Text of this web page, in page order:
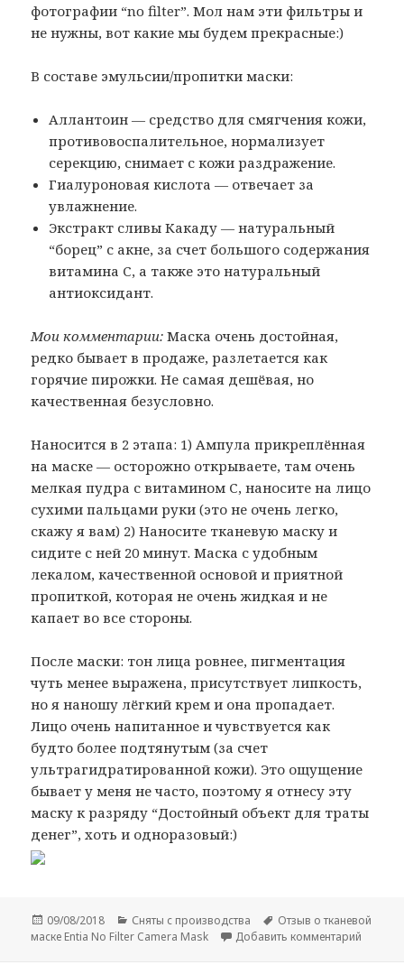
фотографии “no filter”. Мол нам эти фильтры и
не нужны, вот какие мы будем прекрасные:)
В составе эмульсии/пропитки маски:
Аллантоин — средство для смягчения кожи,
противовоспалительное, нормализует
серекцию, снимает с кожи раздражение.
Гиалуроновая кислота — отвечает за
увлажнение.
Экстракт сливы Какаду — натуральный
“борец” с акне, за счет большого содержания
витамина С, а также это натуральный
антиоксидант.
Мои комментарии: Маска очень достойная,
редко бывает в продаже, разлетается как
горячие пирожки. Не самая дешёвая, но
качественная безусловно.
Наносится в 2 этапа: 1) Ампула прикреплённая
на маске — осторожно открываете, там очень
мелкая пудра с витамином С, наносите на лицо
сухими пальцами руки (это не очень легко,
скажу я вам) 2) Наносите тканевую маску и
сидите с ней 20 минут. Маска с удобным
лекалом, качественной основой и приятной
пропиткой, которая не очень жидкая и не
капает во все стороны.
После маски: тон лица ровнее, пигментация
чуть менее выражена, присутствует липкость,
но я наношу лёгкий крем и она пропадает.
Лицо очень напитанное и чувствуется как
будто более подтянутым (за счет
ультрагидратированной кожи). Это ощущение
бывает у меня не часто, поэтому я отнесу эту
маску к разряду “Достойный объект для траты
денег”, хоть и одноразовый:)
Опубликовано
09/08/2018 Рубрики
Сняты с производства Метки
Отзыв о тканевой
маске Entia No Filter Camera Mask
Добавить комментарий